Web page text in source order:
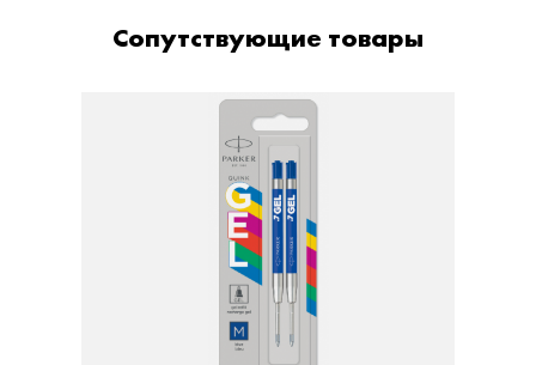
Сопутствующие товары